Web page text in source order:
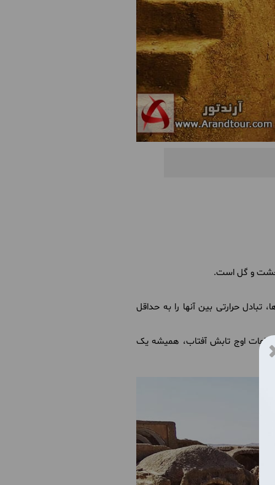
خشت و گل است.
حرارتی بین آنها را به حداقل
اوج تابش آفتاب، همیشه یک